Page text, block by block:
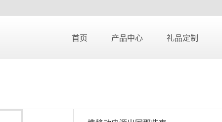
首页 产品中心 礼品定制